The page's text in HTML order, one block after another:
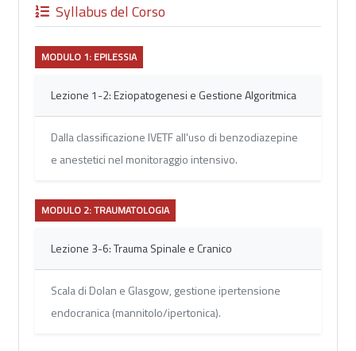
Syllabus del Corso
MODULO 1: EPILESSIA
Lezione 1-2: Eziopatogenesi e Gestione Algoritmica
Dalla classificazione IVETF all'uso di benzodiazepine
e anestetici nel monitoraggio intensivo.
MODULO 2: TRAUMATOLOGIA
Lezione 3-6: Trauma Spinale e Cranico
Scala di Dolan e Glasgow, gestione ipertensione
endocranica (mannitolo/ipertonica).